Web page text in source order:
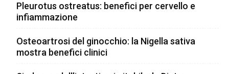
Pleurotus ostreatus: benefici per cervello e
infiammazione
Osteoartrosi del ginocchio: la Nigella sativa
mostra benefici clinici